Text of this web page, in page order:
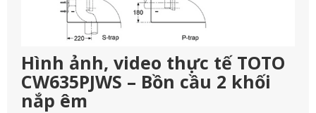
Hình ảnh, video thực tế TOTO
CW635PJWS – Bồn cầu 2 khối
nắp êm